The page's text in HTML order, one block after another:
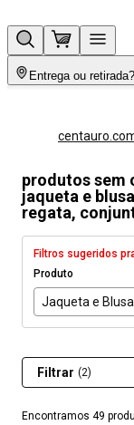
Entrega ou retirada?
produtos sem
jaqueta e
regata,
Filtros sugeridos
Produto
Jaqueta e
Encontramos 49
Filtrar (2)